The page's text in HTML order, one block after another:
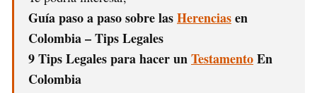
Guía paso a paso sobre lasHerenciasen
Colombia – Tips Legales
9 Tips Legales para hacer unTestamentoEn
Colombia